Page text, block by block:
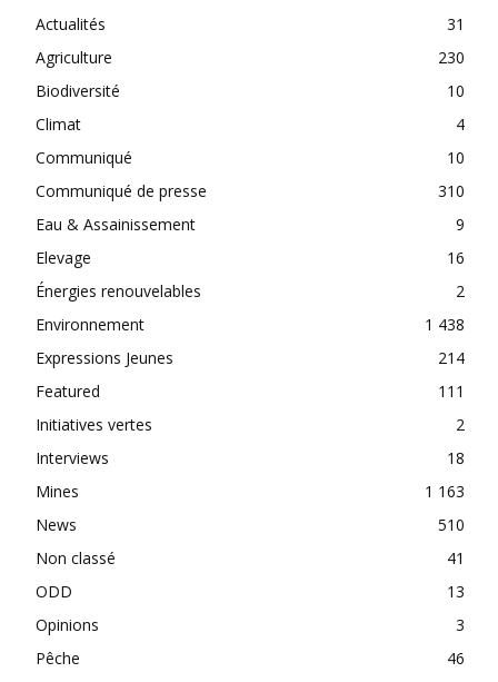
Actualités
31
Agriculture
230
Biodiversité
10
Climat
4
Communiqué
10
Communiqué de presse
310
Eau & Assainissement
9
Elevage
16
Énergies renouvelables
2
Environnement
1 438
Expressions Jeunes
214
Featured
111
Initiatives vertes
2
Interviews
18
Mines
1 163
News
510
Non classé
41
ODD
13
Opinions
3
Pêche
46